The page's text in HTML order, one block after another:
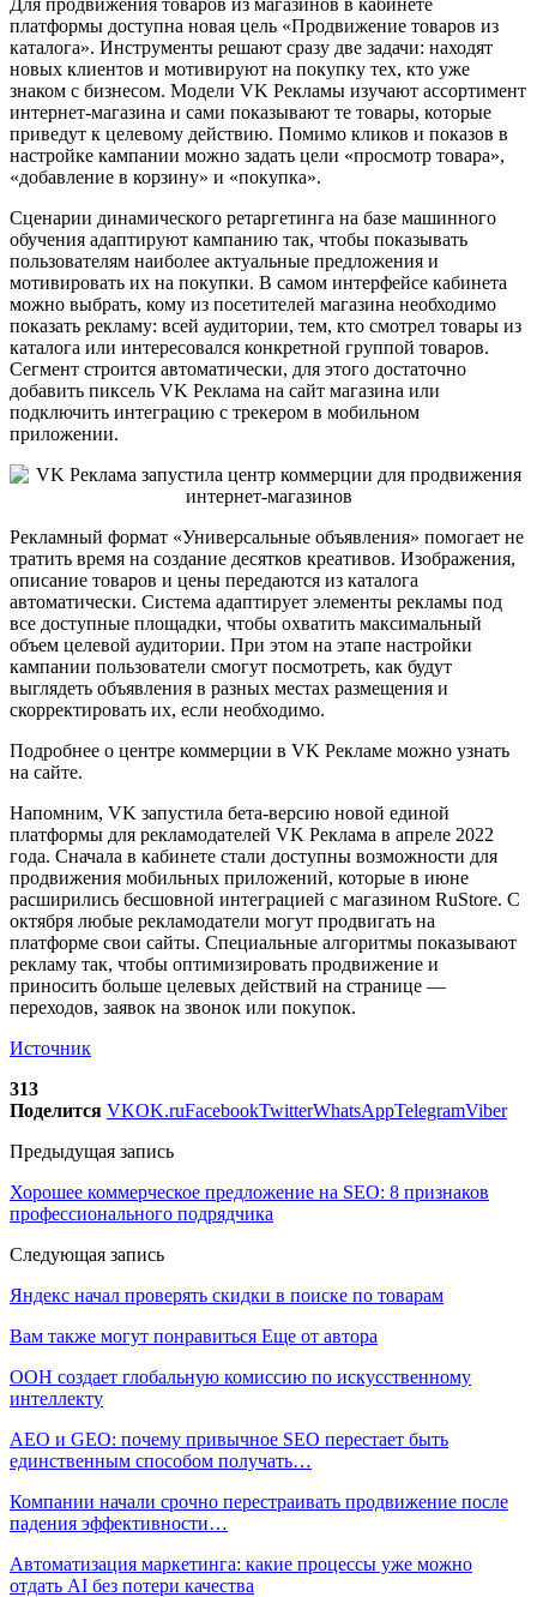
платформы доступна новая цель «Продвижение товаров из
каталога». Инструменты решают сразу две задачи: находят
новых клиентов и мотивируют на покупку тех, кто уже
знаком с бизнесом. Модели VK Рекламы изучают ассортимент
интернет-магазина и сами показывают те товары, которые
приведут к целевому действию. Помимо кликов и показов в
настройке кампании можно задать цели «просмотр товара»,
«добавление в корзину» и «покупка».
Сценарии динамического ретаргетинга на базе машинного
обучения адаптируют кампанию так, чтобы показывать
пользователям наиболее актуальные предложения и
мотивировать их на покупки. В самом интерфейсе кабинета
можно выбрать, кому из посетителей магазина необходимо
показать рекламу: всей аудитории, тем, кто смотрел товары из
каталога или интересовался конкретной группой товаров.
Сегмент строится автоматически, для этого достаточно
добавить пиксель VK Реклама на сайт магазина или
подключить интеграцию с трекером в мобильном
приложении.
Рекламный формат «Универсальные объявления» помогает не
тратить время на создание десятков креативов. Изображения,
описание товаров и цены передаются из каталога
автоматически. Система адаптирует элементы рекламы под
все доступные площадки, чтобы охватить максимальный
объем целевой аудитории. При этом на этапе настройки
кампании пользователи смогут посмотреть, как будут
выглядеть объявления в разных местах размещения и
скорректировать их, если необходимо.
Подробнее о центре коммерции в VK Рекламе можно узнать
на сайте.
Напомним, VK запустила бета-версию новой единой
платформы для рекламодателей VK Реклама в апреле 2022
года. Сначала в кабинете стали доступны возможности для
продвижения мобильных приложений, которые в июне
расширились бесшовной интеграцией с магазином RuStore. С
октября любые рекламодатели могут продвигать на
платформе свои сайты. Специальные алгоритмы показывают
рекламу так, чтобы оптимизировать продвижение и
приносить больше целевых действий на странице —
переходов, заявок на звонок или покупок.
Источник
313
Поделится VKOK.ruFacebookTwitterWhatsAppTelegramViber
Предыдущая запись
Хорошее коммерческое предложение на SEO: 8 признаков
профессионального подрядчика
Следующая запись
Яндекс начал проверять скидки в поиске по товарам
Вам также могут понравиться Еще от автора
ООН создает глобальную комиссию по искусственному
интеллекту
AEO и GEO: почему привычное SEO перестает быть
единственным способом получать…
Компании начали срочно перестраивать продвижение после
падения эффективности…
Автоматизация маркетинга: какие процессы уже можно
отдать AI без потери качества